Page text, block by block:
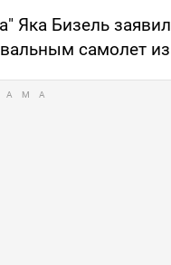
Яка Бизель
самолет